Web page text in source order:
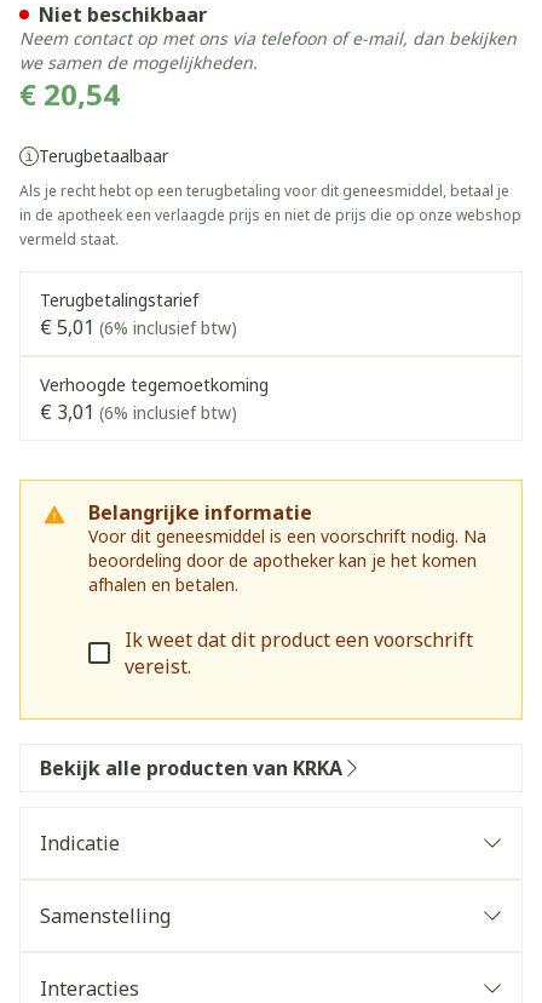
€ 20,54
Terugbetaalbaar
Als je recht hebt op een terugbetaling voor dit geneesmiddel, betaal je
in de apotheek een verlaagde prijs en niet de prijs die op onze webshop
vermeld staat.
Terugbetalingstarief
€ 5,01 (6% inclusief btw)
Verhoogde tegemoetkoming
€ 3,01 (6% inclusief btw)
Belangrijke informatie
Voor dit geneesmiddel is een voorschrift nodig. Na
beoordeling door de apotheker kan je het komen
afhalen en betalen.
Ik weet dat dit product een voorschrift
vereist.
Niet beschikbaar
Neem contact op met ons via telefoon of e-mail, dan bekijken
we samen de mogelijkheden.
Bekijk alle producten van KRKA
Indicatie
Samenstelling
Interacties